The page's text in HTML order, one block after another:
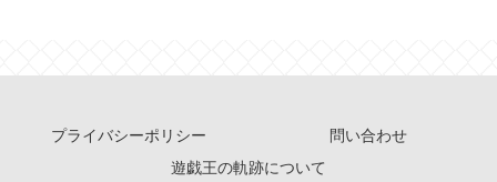
プライバシーポリシー
問い合わせ
遊戯王の軌跡について